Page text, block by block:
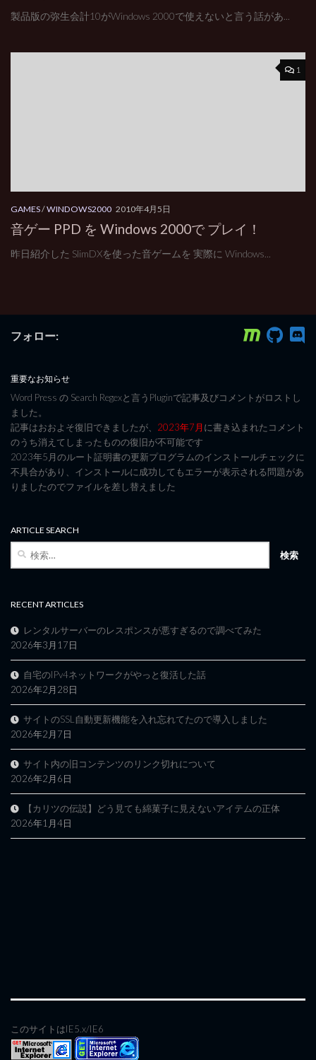
製品版の弥生会計10がWindows 2000で使えないと言う話があ...
1
GAMES/WINDOWS2000 2010年4月5日
音ゲー PPD を Windows 2000で プレイ！
昨日紹介した SlimDXを使った音ゲームを 実際に Windows...
フォロー:
重要なお知らせ
Word Press の Search Regexと言うPluginで記事及びコメントがロストし
ました。
記事はおおよそ復旧できましたが、 2023年7月に書き込まれたコメント
のうち消えてしまったものの復旧が不可能です
2023年5月のルート証明書の更新プログラムのインストールチェックに
不具合があり、インストールに成功してもエラーが表示される問題があ
りましたのでファイルを差し替えました
ARTICLE SEARCH
検
RECENT ARTICLES
レンタルサーバーのレスポンスが悪すぎるので調べてみた
2026年3月17日
自宅のIPv4ネットワークがやっと復活した話
2026年2月28日
サイトのSSL自動更新機能を入れ忘れてたので導入しました
2026年2月7日
サイト内の旧コンテンツのリンク切れについて
2026年2月6日
【カリツの伝説】どう見ても綿菓子に見えないアイテムの正体
2026年1月4日
このサイトはIE5.x/IE6